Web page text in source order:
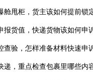
，货主该如何提前锁定舱位（国际海
值，快递货物该如何申诉?(国际快
怎样准备材料快速申诉解封?(国际快
重点检查包裹里哪些内容?(国际快